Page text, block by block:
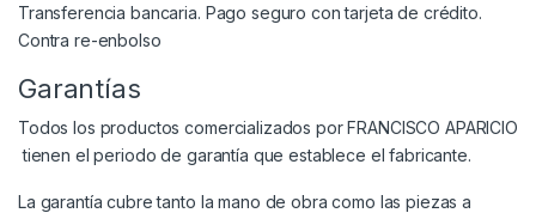
Transferencia bancaria. Pago seguro con tarjeta de crédito.
Contra re-enbolso
Garantías
Todos los productos comercializados por FRANCISCO APARICIO
tienen el periodo de garantía que establece el fabricante.
La garantía cubre tanto la mano de obra como las piezas a